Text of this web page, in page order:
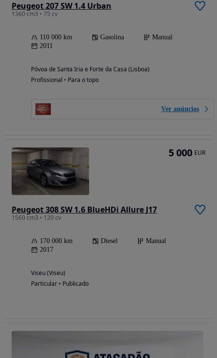
Peugeot 207 SW 1.4 Urban
1360 cm3 • 75 cv
110 000 km Gasolina
Manual
2011
Póvoa de Santa Iria e Forte da Casa (Lisboa)
Profissional • Para o topo
Ver anúncios
Peugeot 308 SW 1.6 BlueHDi Allure J17
1560 cm3 • 120 cv
170 000 km Diesel
Manual
2017
Viseu (Viseu)
Particular • Publicado
5 000 EUR